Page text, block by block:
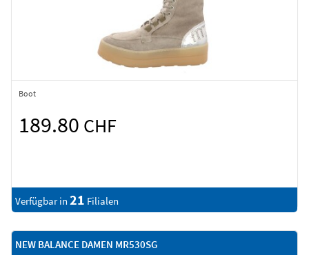
Boot
189.80 CHF
Verfügbar in 21 Filialen
NEW BALANCE DAMEN MR530SG